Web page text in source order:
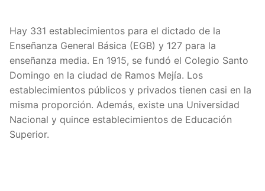
Hay 331 establecimientos para el dictado de la
Enseñanza General Básica (EGB) y 127 para la
enseñanza media. En 1915, se fundó el Colegio Santo
Domingo en la ciudad de Ramos Mejía. Los
establecimientos públicos y privados tienen casi en la
misma proporción. Además, existe una Universidad
Nacional y quince establecimientos de Educación
Superior.